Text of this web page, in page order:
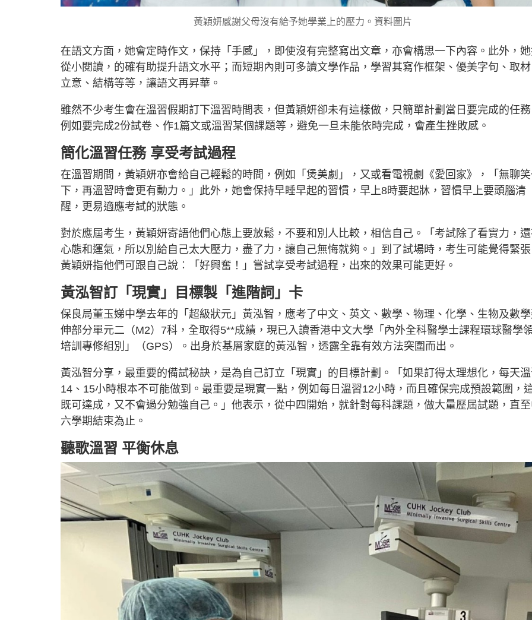
黃穎妍感謝父母沒有給予她學業上的壓力。資料圖片
在語文方面，她會定時作文，保持「手感」，即使沒有完整寫出文章，亦會構思一下內容。此外，
從小閱讀，的確有助提升語文水平；而短期內則可多讀文學作品，學習其寫作框架、優美字句、取
立意、結構等等，讓語文再昇華。
雖然不少考生會在溫習假期訂下溫習時間表，但黃穎妍卻未有這樣做，只簡單計劃當日要完成的任
例如要完成2份試卷、作1篇文或溫習某個課題等，避免一旦未能依時完成，會產生挫敗感。
簡化溫習任務 享受考試過程
在溫習期間，黃穎妍亦會給自己輕鬆的時間，例如「煲美劇」，又或看電視劇《愛回家》，「無聊
下，再溫習時會更有動力。」此外，她會保持早睡早起的習慣，早上8時要起牀，習慣早上要頭腦清
醒，更易適應考試的狀態。
對於應屆考生，黃穎妍寄語他們心態上要放鬆，不要和別人比較，相信自己。「考試除了看實力，
心態和運氣，所以別給自己太大壓力，盡了力，讓自己無悔就夠。」到了試場時，考生可能覺得緊
黃穎妍指他們可跟自己說︰「好興奮！」嘗試享受考試過程，出來的效果可能更好。
黃泓智訂「現實」目標製「進階詞」卡
保良局董玉娣中學去年的「超級狀元」黃泓智，應考了中文、英文、數學、物理、化學、生物及數
伸部分單元二（M2）7科，全取得5**成績，現已入讀香港中文大學「內外全科醫學士課程環球醫學
培訓專修組別」（GPS）。出身於基層家庭的黃泓智，透露全靠有效方法突圍而出。
黃泓智分享，最重要的備試秘訣，是為自己訂立「現實」的目標計劃。「如果訂得太理想化，每天
14、15小時根本不可能做到。最重要是現實一點，例如每日溫習12小時，而且確保完成預設範圍，
既可達成，又不會過分勉強自己。」他表示，從中四開始，就針對每科課題，做大量歷屆試題，直
六學期結束為止。
聽歌溫習 平衡休息